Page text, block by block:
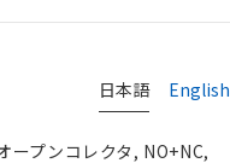
日本語 English
プンコレクタ, NO+NC,